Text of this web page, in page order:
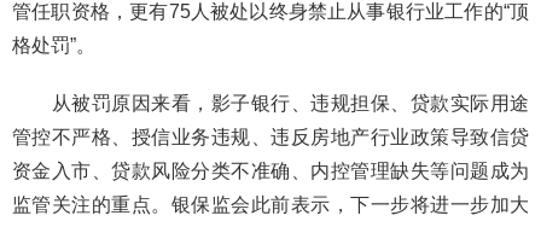
管任职资格，更有75人被处以终身禁止从事银行业工作的“顶
格处罚”。
从被罚原因来看，影子银行、违规担保、贷款实际用途
管控不严格、授信业务违规、违反房地产行业政策导致信贷
资金入市、贷款风险分类不准确、内控管理缺失等问题成为
监管关注的重点。银保监会此前表示，下一步将进一步加大